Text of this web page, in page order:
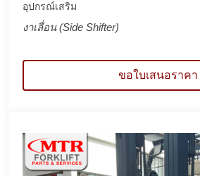
อุปกรณ์เสริม
งาเลื่อน (Side Shifter)
ขอใบเสนอราคา